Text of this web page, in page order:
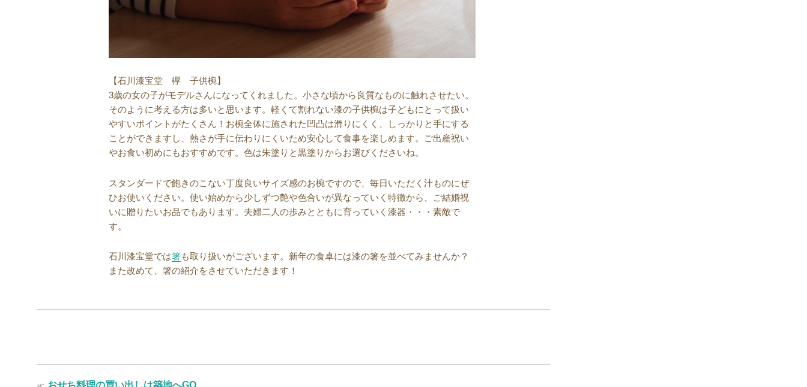
【石川漆宝堂 欅 子供椀】
3歳の女の子がモデルさんになってくれました。小さな頃から良質なものに触れさせたい。
そのように考える方は多いと思います。軽くて割れない漆の子供椀は子どもにとって扱い
やすいポイントがたくさん！お椀全体に施された凹凸は滑りにくく、しっかりと手にする
ことができますし、熱さが手に伝わりにくいため安心して食事を楽しめます。ご出産祝い
やお食い初めにもおすすめです。色は朱塗りと黒塗りからお選びくださいね。
スタンダードで飽きのこない丁度良いサイズ感のお椀ですので、毎日いただく汁ものにぜ
ひお使いください。使い始めから少しずつ艶や色合いが異なっていく特徴から、ご結婚祝
いに贈りたいお品でもあります。夫婦二人の歩みとともに育っていく漆器・・・素敵で
す。
石川漆宝堂では箸も取り扱いがございます。新年の食卓には漆の箸を並べてみませんか？
また改めて、箸の紹介をさせていただきます！
≪ 過
おせち料理の買い出しは築地へGO